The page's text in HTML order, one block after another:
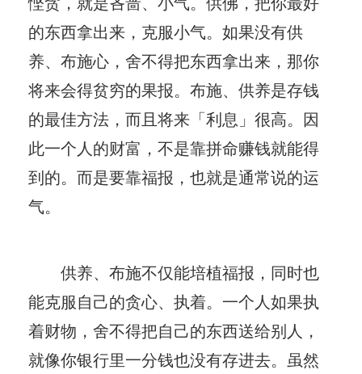
的东西拿出来，克服小气。如果没有供
养、布施心，舍不得把东西拿出来，那你
将来会得贫穷的果报。布施、供养是存钱
的最佳方法，而且将来「利息」很高。因
此一个人的财富，不是靠拼命赚钱就能得
到的。而是要靠福报，也就是通常说的运
气。
供养、布施不仅能培植福报，同时也
能克服自己的贪心、执着。一个人如果执
着财物，舍不得把自己的东西送给别人，
就像你银行里一分钱也没有存进去。虽然